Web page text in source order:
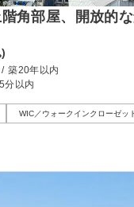
角部屋、開放的な
/ 築20年以内
分以内
WIC／ウォークインクローゼッ